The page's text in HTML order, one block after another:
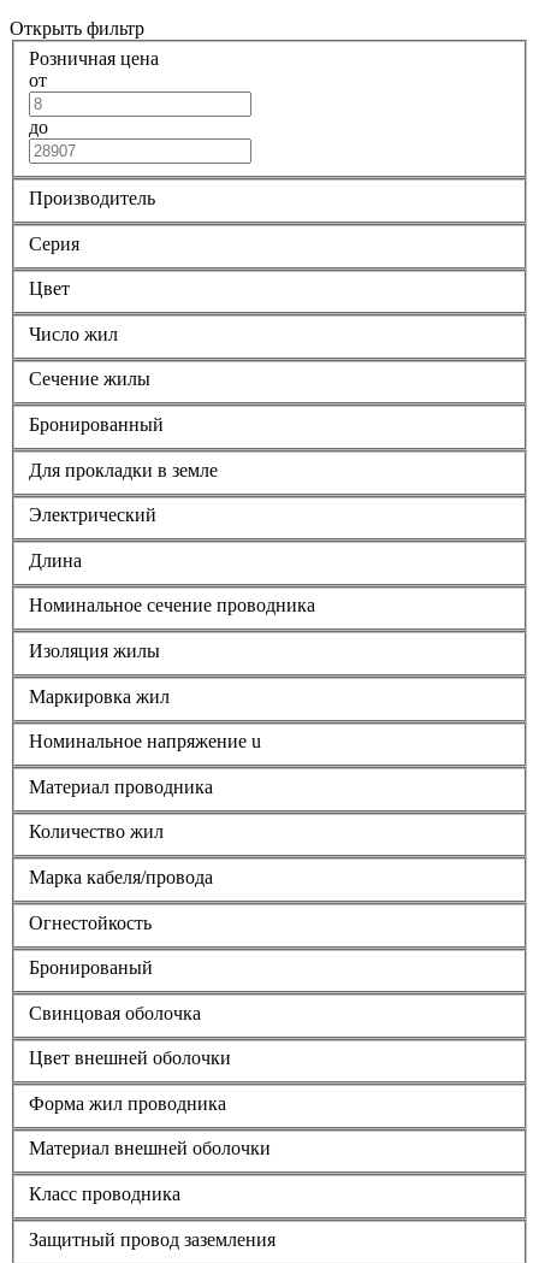
Открыть фильтр
Розничная цена
от
до
Производитель
Серия
Цвет
Число жил
Сечение жилы
Бронированный
Для прокладки в земле
Электрический
Длина
Номинальное сечение проводника
Изоляция жилы
Маркировка жил
Номинальное напряжение u
Материал проводника
Количество жил
Марка кабеля/провода
Огнестойкость
Бронированый
Свинцовая оболочка
Цвет внешней оболочки
Форма жил проводника
Материал внешней оболочки
Класс проводника
Защитный провод заземления